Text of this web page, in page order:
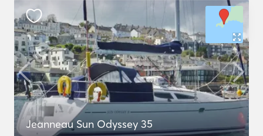
Jeanneau Sun Odyssey 35